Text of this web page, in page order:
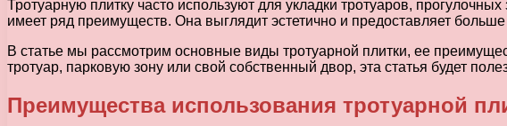
Тротуарную плитку часто используют для укладки тротуаров,
имеет ряд преимуществ. Она выглядит эстетично и предоставляет
В статье мы рассмотрим основные виды тротуарной плитки, ее
тротуар, парковую зону или свой собственный двор, эта статья будет
Преимущества использования тротуарной